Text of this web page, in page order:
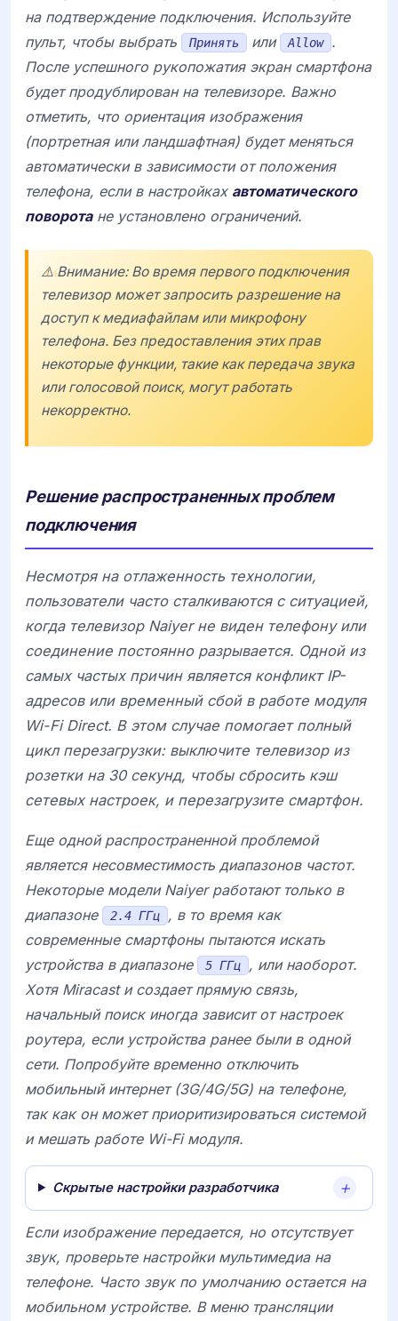
на подтверждение подключения. Используйте
пульт, чтобы выбрать
Принять или Allow
.
После успешного рукопожатия экран смартфона
будет продублирован на телевизоре. Важно
отметить, что ориентация изображения
(портретная или ландшафтная) будет меняться
автоматически в зависимости от положения
телефона, если в настройках автоматического
поворотане установлено ограничений.
⚠️ Внимание: Во время первого подключения
телевизор может запросить разрешение на
доступ к медиафайлам или микрофону
телефона. Без предоставления этих прав
некоторые функции, такие как передача звука
или голосовой поиск, могут работать
некорректно.
Решение распространенных проблем
подключения
Несмотря на отлаженность технологии,
пользователи часто сталкиваются с ситуацией,
когда телевизор Naiyerне виден телефону или
соединение постоянно разрывается. Одной из
самых частых причин является конфликт IP-
адресов или временный сбой в работе модуля
Wi-Fi Direct. В этом случае помогает полный
цикл перезагрузки: выключите телевизор из
розетки на 30 секунд, чтобы сбросить кэш
сетевых настроек, и перезагрузите смартфон.
Еще одной распространенной проблемой
является несовместимость диапазонов частот.
Некоторые модели Naiyerработают только в
диапазоне
2.4 ГГц
, в то время как
современные смартфоны пытаются искать
устройства в диапазоне
5 ГГц
, или наоборот.
Хотя Miracast и создает прямую связь,
начальный поиск иногда зависит от настроек
роутера, если устройства ранее были в одной
сети. Попробуйте временно отключить
мобильный интернет (3G/4G/5G) на телефоне,
так как он может приоритизироваться системой
и мешать работе Wi-Fi модуля.
Скрытые настройки разработчика
Если изображение передается, но отсутствует
звук, проверьте настройки мультимедиа на
телефоне. Часто звук по умолчанию остается на
мобильном устройстве. В меню трансляции